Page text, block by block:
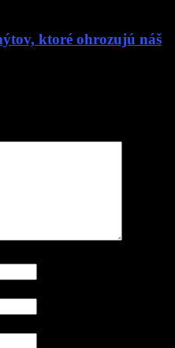
ktoré ohrozujú náš